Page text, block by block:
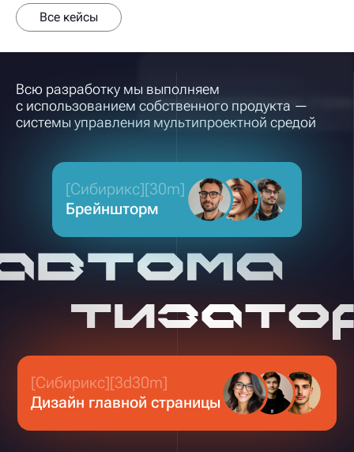
Все кейсы
Всю разработку мы выполняем
с использованием собственного продукта —
системы управления мультипроектной средой
[Сибирикс][30m]
Брейншторм
[Сибирикс][3d30m]
Дизайн главной страницы